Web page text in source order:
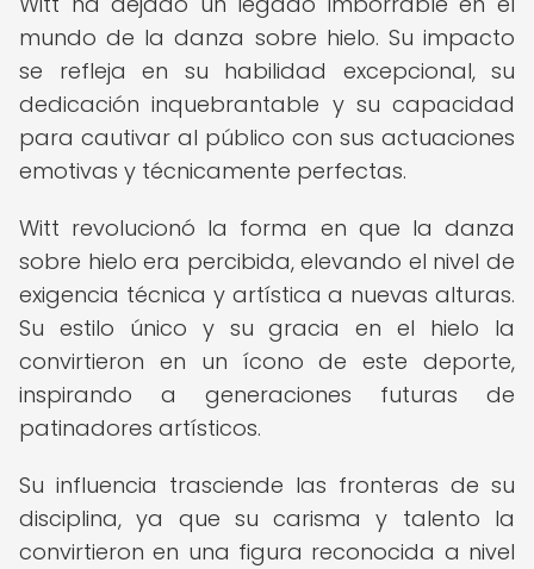
mundo de la danza sobre hielo. Su impacto
se refleja en su habilidad excepcional, su
dedicación inquebrantable y su capacidad
para cautivar al público con sus actuaciones
emotivas y técnicamente perfectas.
Witt revolucionó la forma en que la danza
sobre hielo era percibida, elevando el nivel de
exigencia técnica y artística a nuevas alturas.
Su estilo único y su gracia en el hielo la
convirtieron en un ícono de este deporte,
inspirando a generaciones futuras de
patinadores artísticos.
Su influencia trasciende las fronteras de su
disciplina, ya que su carisma y talento la
convirtieron en una figura reconocida a nivel